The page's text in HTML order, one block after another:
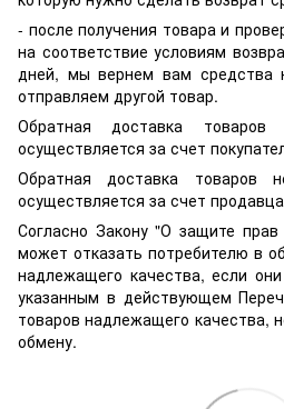
- после получения товара и
на соответствие условиям
дней, мы вернем вам средства
отправляем другой товар.
Обратная доставка товаров
осуществляется за счет
Обратная доставка товаров
осуществляется за счет
Согласно Закону "О защите прав
может отказать потребителю в
надлежащего качества, если
указанным в действующем
товаров надлежащего качества,
обмену.